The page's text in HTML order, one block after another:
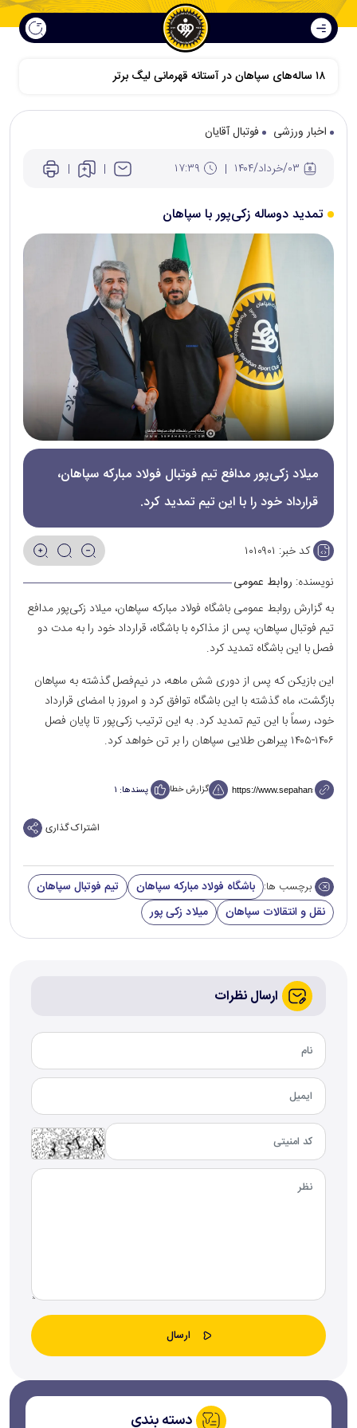
۱۸ ساله‌های سپاهان در آستانه قهرمانی لیگ برتر
اخبار ورزشی
فوتبال آقایان
تمدید دوساله زکی‌پور با سپاهان
میلاد زکی‌پور مدافع تیم فوتبال فولاد مبارکه سپاهان،
قرارداد خود را با این تیم تمدید کرد.
کد خبر: ۱۰۱۰۹۰۱
نویسنده: روابط عمومی
به گزارش روابط عمومی باشگاه فولاد مبارکه سپاهان، میلاد زکی‌پور مدافع
تیم فوتبال سپاهان، پس از مذاکره با باشگاه، قرارداد خود را به مدت دو
فصل با این باشگاه تمدید کرد.
این بازیکن که پس از دوری شش ماهه، در نیم‌فصل گذشته به سپاهان
بازگشت، ماه گذشته با این باشگاه توافق کرد و امروز با امضای قرارداد
خود، رسماً با این تیم تمدید کرد. به این ترتیب زکی‌پور تا پایان فصل
۱۴۰۶-۱۴۰۵ پیراهن طلایی سپاهان را بر تن خواهد کرد.
گزارش خطا پسندها: ۱
اشتراک گذاری
برچسب ها: باشگاه فولاد مبارکه سپاهان
تیم فوتبال سپاهان
نقل و انتقالات سپاهان
میلاد زکی پور
ارسال نظرات
دسته بندی